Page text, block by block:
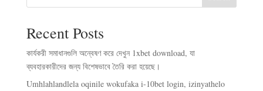
Recent Posts
কার্যকরী সমাধানগুলি অন্বেষণ করে দেখুন 1xbet download, যা
ব্যবহারকারীদের জন্য বিশেষভাবে তৈরি করা হয়েছে।
Umhlahlandlela oqinile wokufaka i-10bet login, izinyathelo